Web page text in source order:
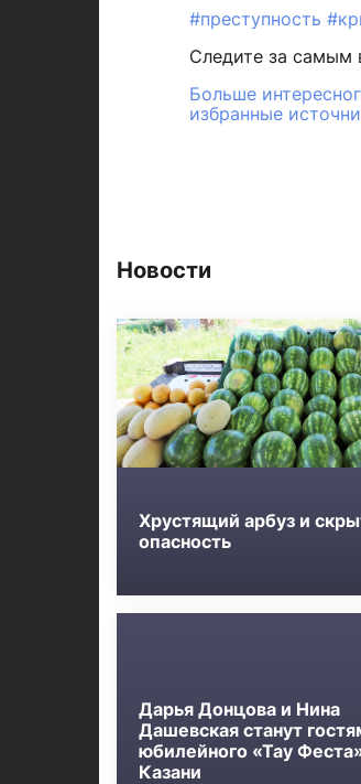
#преступность
Следите за
Больше
избранные
Новости
Хрустящий арбуз и
опасность
Дарья Донцова и Нина
Дашевская станут
юбилейного «Тау
Казани